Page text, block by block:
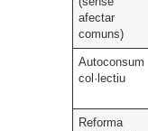
afectar
comuns)
Autoconsum
col·lectiu
Reforma